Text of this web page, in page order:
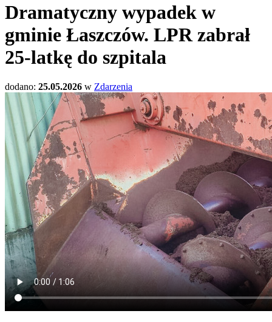
Dramatyczny wypadek w
gminie Łaszczów. LPR zabrał
25-latkę do szpitala
dodano: 25.05.2026 w Zdarzenia